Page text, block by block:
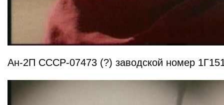
Ан-2П СССР-07473 (?) заводской номер